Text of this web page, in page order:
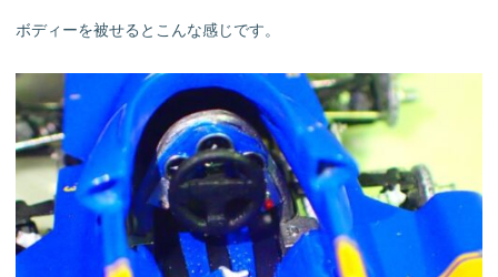
ボディーを被せるとこんな感じです。